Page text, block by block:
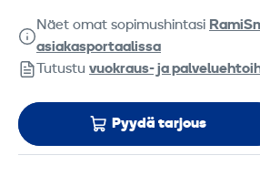
Näet omat sopimushintasi
asiakasportaalissa
Tutustu vuokraus- ja
Pyydä tarjous